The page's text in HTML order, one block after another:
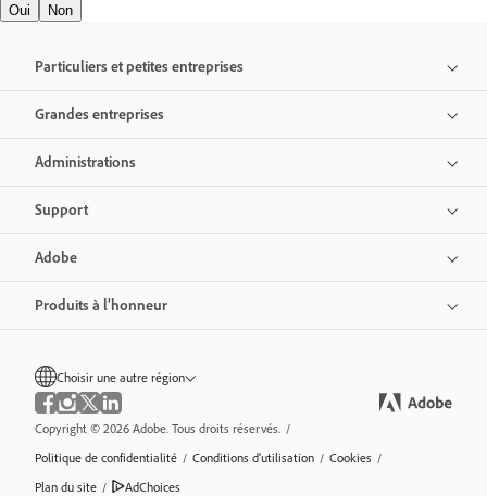
Oui Non
Particuliers et petites entreprises
Grandes entreprises
Administrations
Support
Adobe
Produits à l’honneur
Choisir une autre région
Copyright © 2026 Adobe. Tous droits réservés. /
Politique de confidentialité / Conditions d’utilisation / Cookies /
Plan du site / AdChoices